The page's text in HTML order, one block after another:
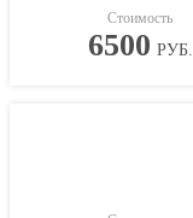
Стоимость
6500 РУБ.